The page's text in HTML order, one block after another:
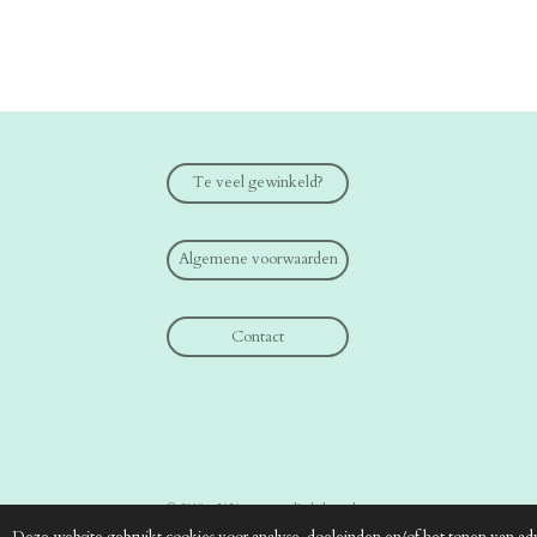
Te veel gewinkeld?
Algemene voorwaarden
Contact
© 2019 - 2026 www.medical-shop.nl